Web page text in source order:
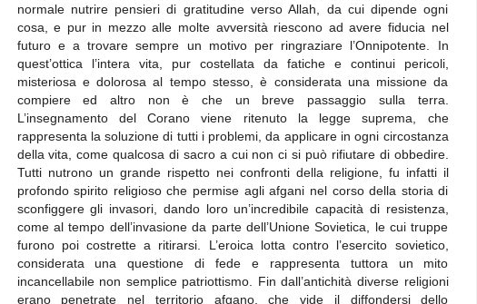
normale nutrire pensieri di gratitudine verso Allah, da cui dipende ogni
cosa, e pur in mezzo alle molte avversità riescono ad avere fiducia nel
futuro e a trovare sempre un motivo per ringraziare l’Onnipotente. In
quest’ottica l’intera vita, pur costellata da fatiche e continui pericoli,
misteriosa e dolorosa al tempo stesso, è considerata una missione da
compiere ed altro non è che un breve passaggio sulla terra.
L’insegnamento del Corano viene ritenuto la legge suprema, che
rappresenta la soluzione di tutti i problemi, da applicare in ogni circostanza
della vita, come qualcosa di sacro a cui non ci si può rifiutare di obbedire.
Tutti nutrono un grande rispetto nei confronti della religione, fu infatti il
profondo spirito religioso che permise agli afgani nel corso della storia di
sconfiggere gli invasori, dando loro un’incredibile capacità di resistenza,
come al tempo dell’invasione da parte dell’Unione Sovietica, le cui truppe
furono poi costrette a ritirarsi. L’eroica lotta contro l’esercito sovietico,
considerata una questione di fede e rappresenta tuttora un mito
incancellabile non semplice patriottismo. Fin dall’antichità diverse religioni
erano penetrate nel territorio afgano, che vide il diffondersi dello